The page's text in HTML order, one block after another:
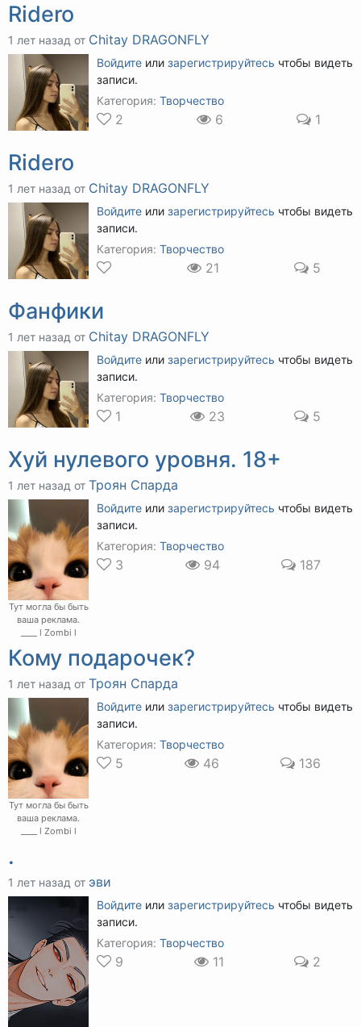
Ridero
1 лет назад от Chitay DRAGONFLY
Войдите или зарегистрируйтесь чтобы видеть
записи.
Категория: Творчество
2 6 1
Ridero
1 лет назад от Chitay DRAGONFLY
Войдите или зарегистрируйтесь чтобы видеть
записи.
Категория: Творчество
21 5
Фанфики
1 лет назад от Chitay DRAGONFLY
Войдите или зарегистрируйтесь чтобы видеть
записи.
Категория: Творчество
1 23 5
Хуй нулевого уровня. 18+
1 лет назад от Троян Спарда
Тут могла бы быть
ваша реклама.
____ l Zombi l
Войдите или зарегистрируйтесь чтобы видеть
записи.
Категория: Творчество
3 94 187
Кому подарочек?
1 лет назад от Троян Спарда
Тут могла бы быть
ваша реклама.
____ l Zombi l
Войдите или зарегистрируйтесь чтобы видеть
записи.
Категория: Творчество
5 46 136
.
1 лет назад от эви
Войдите или зарегистрируйтесь чтобы видеть
записи.
Категория: Творчество
9 11 2